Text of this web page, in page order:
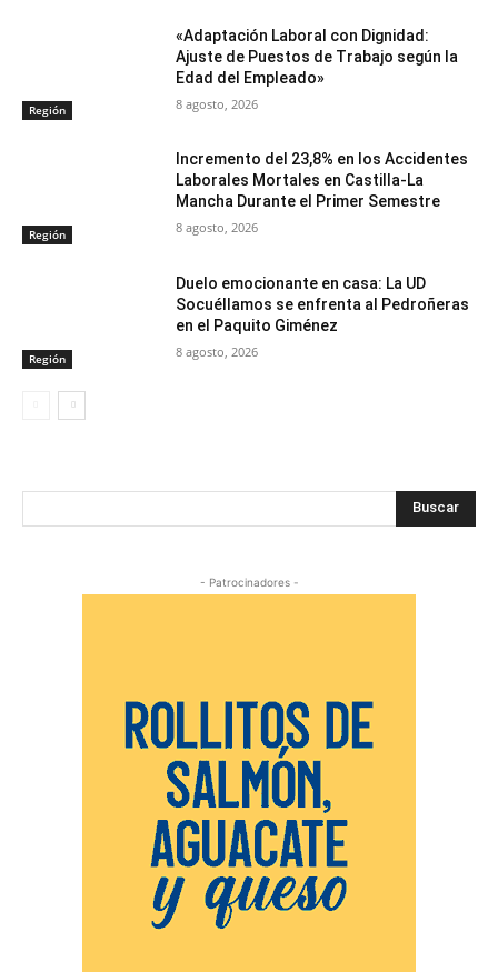
Región
«Adaptación Laboral con Dignidad:
Ajuste de Puestos de Trabajo según la
Edad del Empleado»
8 agosto, 2026
Región
Incremento del 23,8% en los Accidentes
Laborales Mortales en Castilla-La
Mancha Durante el Primer Semestre
8 agosto, 2026
Región
Duelo emocionante en casa: La UD
Socuéllamos se enfrenta al Pedroñeras
en el Paquito Giménez
8 agosto, 2026
Buscar
- Patrocinadores -